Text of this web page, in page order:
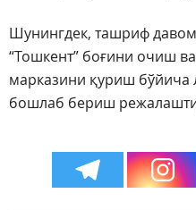
Шунингдек, ташриф
“Тошкент” боғини очиш
марказини қуриш бўйича
бошлаб бериш